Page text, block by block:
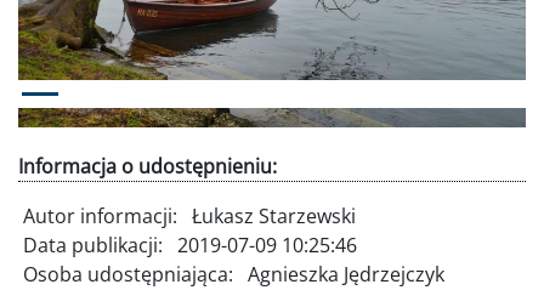
Informacja o udostępnieniu:
Autor informacji: Łukasz Starzewski
Data publikacji: 2019-07-09 10:25:46
Osoba udostępniająca: Agnieszka Jędrzejczyk